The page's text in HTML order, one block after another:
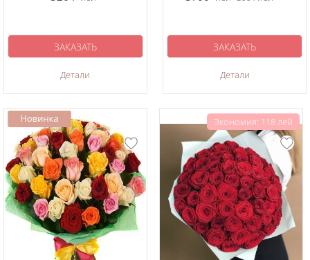
Детали
ЗАКАЗАТЬ
Детали
ЗАКАЗАТЬ
Экономия: 118 лей